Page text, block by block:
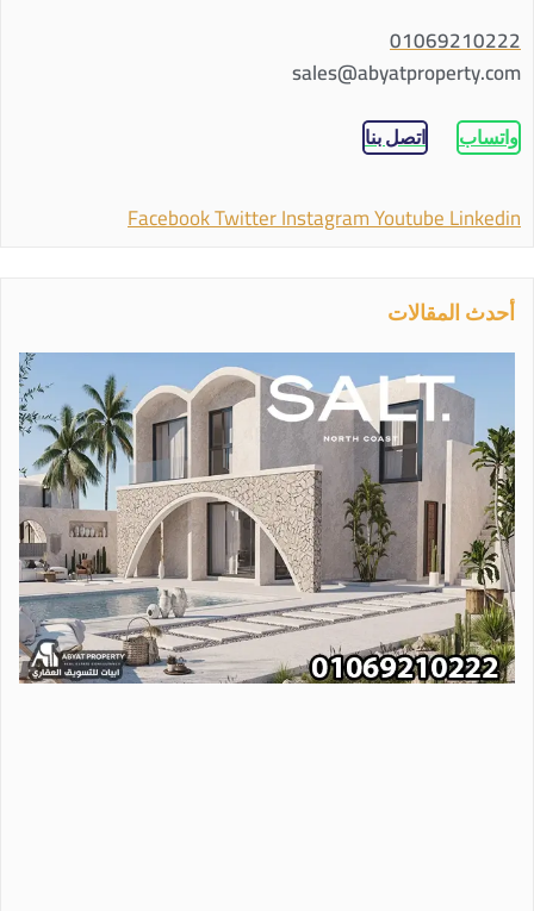
01069210222
sales@abyatproperty.com
واتساب اتصل بنا
FacebookTwitterInstagramYoutubeLinkedin
أحدث المقالات